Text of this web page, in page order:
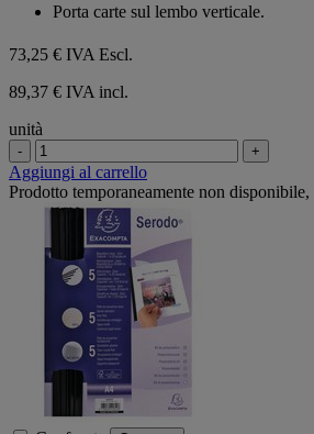
Porta carte sul lembo verticale.
73,25 € IVA Escl.
89,37 € IVA incl.
unità
- +
Aggiungi al carrello
Prodotto temporaneamente non disponibile,